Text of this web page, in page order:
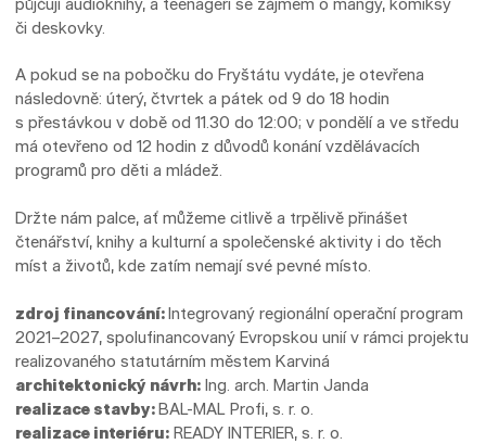
či deskovky.
A pokud se na pobočku do Fryštátu vydáte, je otevřena
následovně: úterý, čtvrtek a pátek od 9 do 18 hodin
s přestávkou v době od 11.30 do 12:00; v pondělí a ve středu
má otevřeno od 12 hodin z důvodů konání vzdělávacích
programů pro děti a mládež.
Držte nám palce, ať můžeme citlivě a trpělivě přinášet
čtenářství, knihy a kulturní a společenské aktivity i do těch
míst a životů, kde zatím nemají své pevné místo.
zdroj financování:Integrovaný regionální operační program
2021–2027, spolufinancovaný Evropskou unií v rámci projektu
realizovaného statutárním městem Karviná
architektonický návrh: Ing. arch. Martin Janda
realizace stavby:BAL-MAL Profi, s. r. o.
realizace interiéru: READY INTERIER, s. r. o.